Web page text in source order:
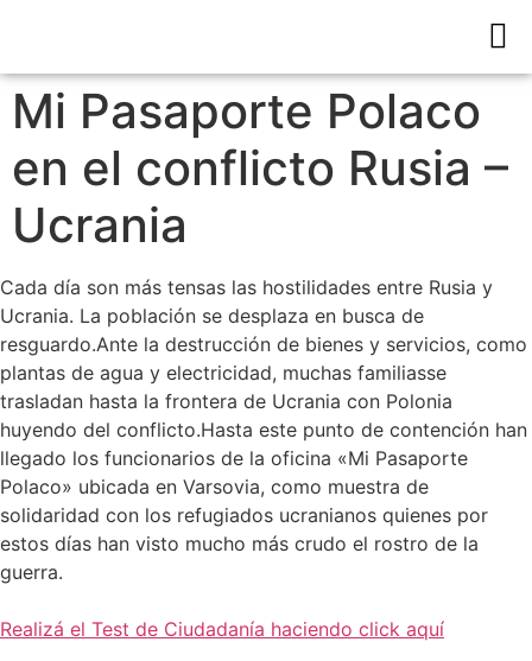
Mi Pasaporte Polaco
en el conflicto Rusia –
Ucrania
Cada día son más tensas las hostilidades entre Rusia y
Ucrania. La población se desplaza en busca de
resguardo.Ante la destrucción de bienes y servicios, como
plantas de agua y electricidad, muchas familiasse
trasladan hasta la frontera de Ucrania con Polonia
huyendo del conflicto.Hasta este punto de contención han
llegado los funcionarios de la oficina «Mi Pasaporte
Polaco» ubicada en Varsovia, como muestra de
solidaridad con los refugiados ucranianos quienes por
estos días han visto mucho más crudo el rostro de la
guerra.
Realizá el Test de Ciudadanía haciendo click aquí